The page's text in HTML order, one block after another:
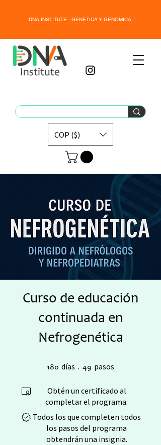
DNA INSTITUTE - GENÉTICA Y GENÓMICA
COP ($)
Curso de educación
continuada en
Nefrogenética
180 días 49 pasos
Obtén un certificado al
completar el programa.
Todos los que completen todos
los pasos del programa
obtendrán una insignia.